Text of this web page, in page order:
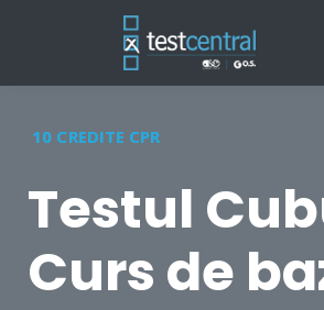
10 CREDITE CPR
Testul
Curs de